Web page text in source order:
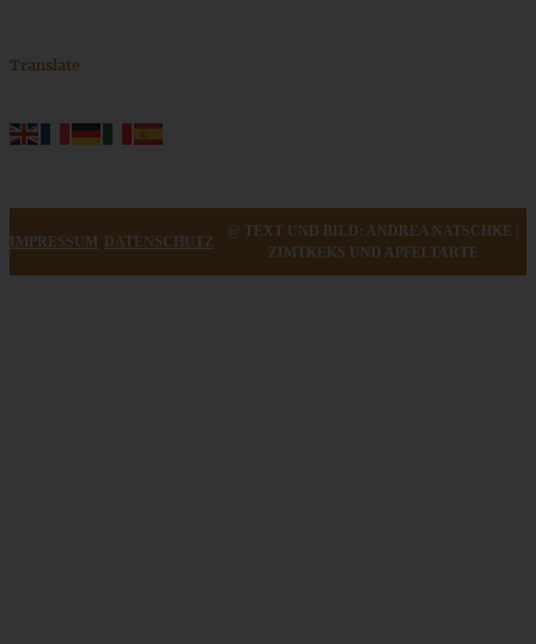
Translate
IMPRESSUM DATENSCHUTZ
@ TEXT UND BILD: ANDREA NATSCHKE |
ZIMTKEKS UND APFELTARTE